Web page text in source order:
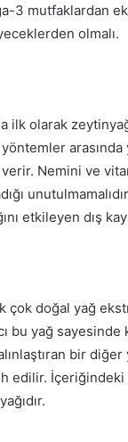
3 mutfaklardan
olmalı.
ilk olarak
Nemini ve
etkileyen dış
çok doğal yağ
bu yağ sayesinde
bir diğer
edilir. İçeriğindeki